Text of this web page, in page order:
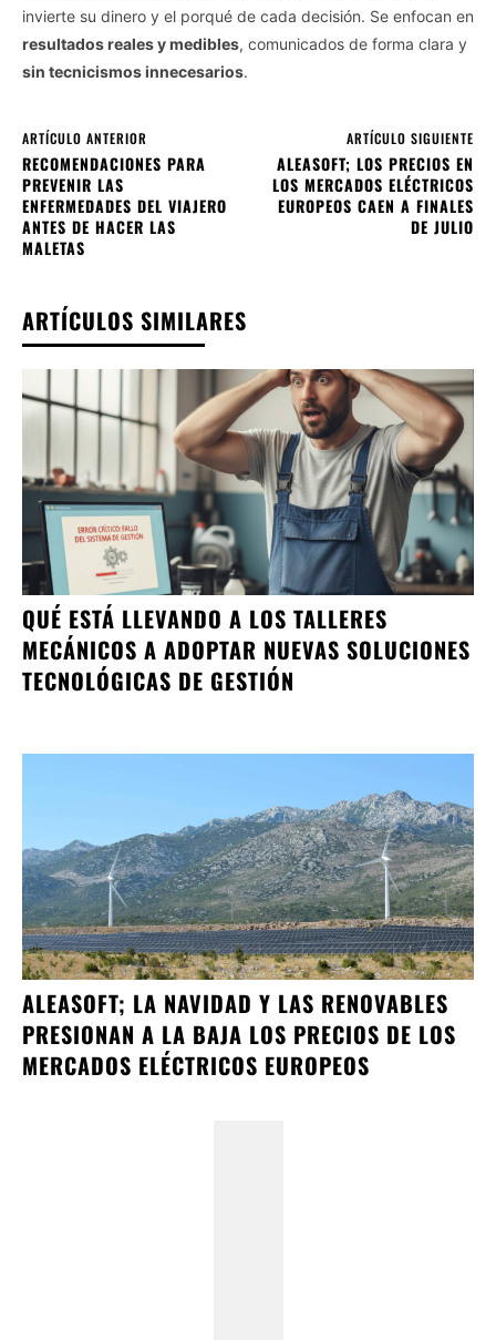
invierte su dinero y el porqué de cada decisión. Se enfocan en
resultados reales y medibles, comunicados de forma clara y
sin tecnicismos innecesarios.
ARTÍCULO ANTERIOR
RECOMENDACIONES PARA
PREVENIR LAS
ENFERMEDADES DEL VIAJERO
ANTES DE HACER LAS
MALETAS
ARTÍCULO SIGUIENTE
ALEASOFT; LOS PRECIOS EN
LOS MERCADOS ELÉCTRICOS
EUROPEOS CAEN A FINALES
DE JULIO
ARTÍCULOS SIMILARES
QUÉ ESTÁ LLEVANDO A LOS TALLERES
MECÁNICOS A ADOPTAR NUEVAS SOLUCIONES
TECNOLÓGICAS DE GESTIÓN
ALEASOFT; LA NAVIDAD Y LAS RENOVABLES
PRESIONAN A LA BAJA LOS PRECIOS DE LOS
MERCADOS ELÉCTRICOS EUROPEOS